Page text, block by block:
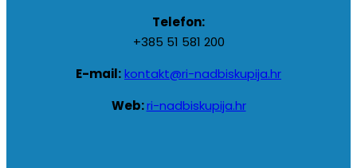
Telefon:
+385 51 581 200
E-mail:kontakt@ri-nadbiskupija.hr
Web:ri-nadbiskupija.hr